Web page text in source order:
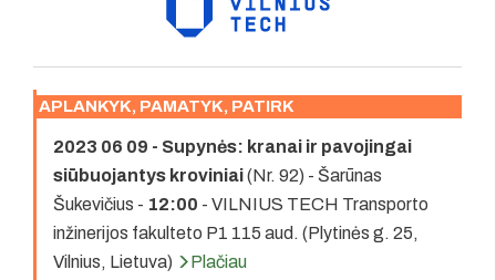
APLANKYK, PAMATYK, PATIRK
2023 06 09 - Supynės: kranai ir pavojingai
siūbuojantys kroviniai(Nr. 92) - Šarūnas
Šukevičius - 12:00 - VILNIUS TECH Transporto
inžinerijos fakulteto P1 115 aud. (Plytinės g. 25,
Vilnius, Lietuva)
Plačiau